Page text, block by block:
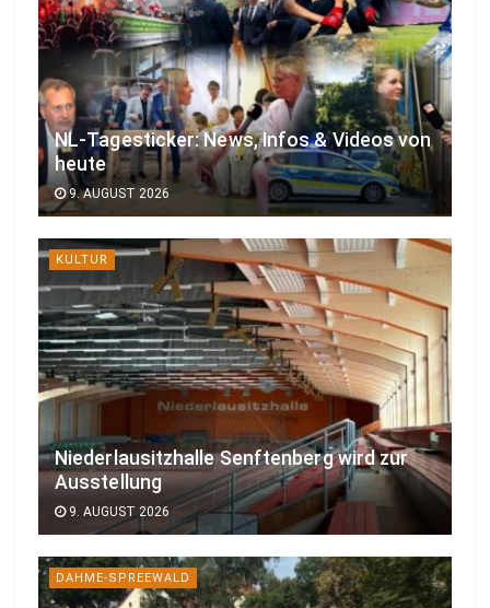
NL-Tagesticker: News, Infos & Videos von
heute
9. AUGUST 2026
KULTUR
Niederlausitzhalle Senftenberg wird zur
Ausstellung
9. AUGUST 2026
DAHME-SPREEWALD